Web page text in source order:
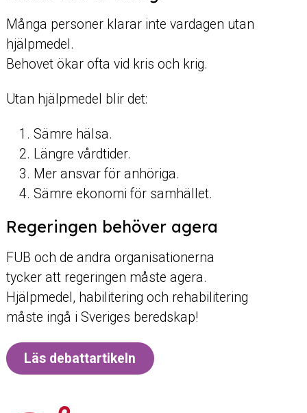
Många personer klarar inte vardagen utan
hjälpmedel.
Behovet ökar ofta vid kris och krig.
Utan hjälpmedel blir det:
Sämre hälsa.
Längre vårdtider.
Mer ansvar för anhöriga.
Sämre ekonomi för samhället.
Regeringen behöver agera
FUB och de andra organisationerna
tycker att regeringen måste agera.
Hjälpmedel, habilitering och rehabilitering
måste ingå i Sveriges beredskap!
Läs debattartikeln